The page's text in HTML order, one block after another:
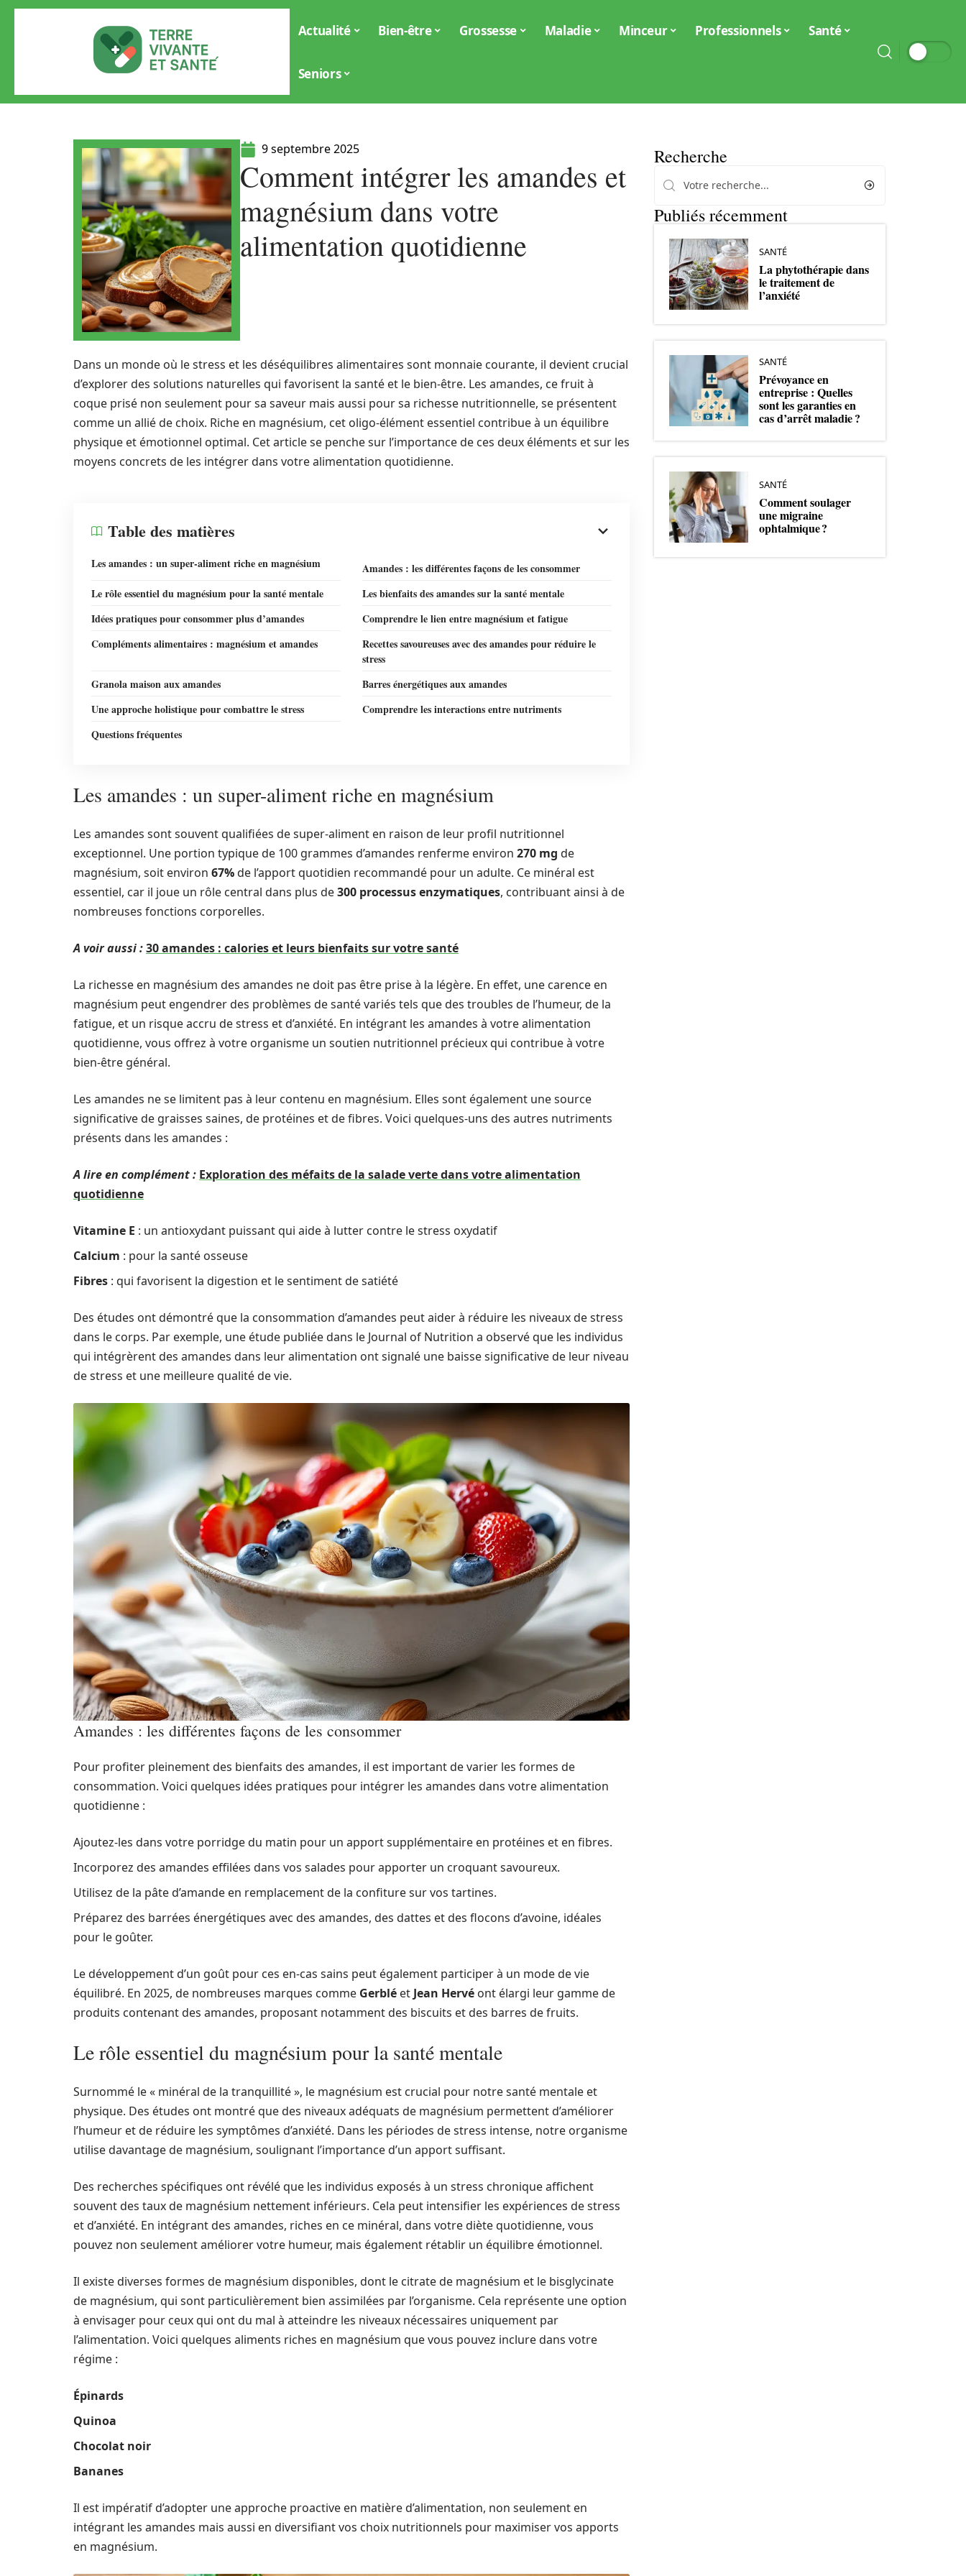
Actualité Bien-être Grossesse Maladie Minceur Professionnels Santé
Seniors
9 septembre 2025
Comment intégrer les amandes et
magnésium dans votre
alimentation quotidienne
Dans un monde où le stress et les déséquilibres alimentaires sont monnaie courante, il devient crucial
d’explorer des solutions naturelles qui favorisent la santé et le bien-être. Les amandes, ce fruit à
coque prisé non seulement pour sa saveur mais aussi pour sa richesse nutritionnelle, se présentent
comme un allié de choix. Riche en magnésium, cet oligo-élément essentiel contribue à un équilibre
physique et émotionnel optimal. Cet article se penche sur l’importance de ces deux éléments et sur les
moyens concrets de les intégrer dans votre alimentation quotidienne.
Table des matières
Les amandes : un super-aliment riche en magnésium
Amandes : les différentes façons de les consommer
Le rôle essentiel du magnésium pour la santé mentale
Les bienfaits des amandes sur la santé mentale
Idées pratiques pour consommer plus d’amandes
Comprendre le lien entre magnésium et fatigue
Compléments alimentaires : magnésium et amandes
Recettes savoureuses avec des amandes pour réduire le
stress
Granola maison aux amandes
Barres énergétiques aux amandes
Une approche holistique pour combattre le stress
Comprendre les interactions entre nutriments
Questions fréquentes
Les amandes : un super-aliment riche en magnésium
Les amandes sont souvent qualifiées de super-aliment en raison de leur profil nutritionnel
exceptionnel. Une portion typique de 100 grammes d’amandes renferme environ 270 mg de
magnésium, soit environ 67%de l’apport quotidien recommandé pour un adulte. Ce minéral est
essentiel, car il joue un rôle central dans plus de300 processus enzymatiques, contribuant ainsi à de
nombreuses fonctions corporelles.
A voir aussi :30 amandes : calories et leurs bienfaits sur votre santé
La richesse en magnésium des amandes ne doit pas être prise à la légère. En effet, une carence en
magnésium peut engendrer des problèmes de santé variés tels que des troubles de l’humeur, de la
fatigue, et un risque accru de stress et d’anxiété. En intégrant les amandes à votre alimentation
quotidienne, vous offrez à votre organisme un soutien nutritionnel précieux qui contribue à votre
bien-être général.
Les amandes ne se limitent pas à leur contenu en magnésium. Elles sont également une source
significative de graisses saines, de protéines et de fibres. Voici quelques-uns des autres nutriments
présents dans les amandes :
A lire en complément : Exploration des méfaits de la salade verte dans votre alimentation
quotidienne
Vitamine E : un antioxydant puissant qui aide à lutter contre le stress oxydatif
Calcium : pour la santé osseuse
Fibres : qui favorisent la digestion et le sentiment de satiété
Des études ont démontré que la consommation d’amandes peut aider à réduire les niveaux de stress
dans le corps. Par exemple, une étude publiée dans le Journal of Nutrition a observé que les individus
qui intégrèrent des amandes dans leur alimentation ont signalé une baisse significative de leur niveau
de stress et une meilleure qualité de vie.
Amandes : les différentes façons de les consommer
Pour profiter pleinement des bienfaits des amandes, il est important de varier les formes de
consommation. Voici quelques idées pratiques pour intégrer les amandes dans votre alimentation
quotidienne :
Ajoutez-les dans votre porridge du matin pour un apport supplémentaire en protéines et en fibres.
Incorporez des amandes effilées dans vos salades pour apporter un croquant savoureux.
Utilisez de la pâte d’amande en remplacement de la confiture sur vos tartines.
Préparez des barrées énergétiques avec des amandes, des dattes et des flocons d’avoine, idéales
pour le goûter.
Le développement d’un goût pour ces en-cas sains peut également participer à un mode de vie
équilibré. En 2025, de nombreuses marques comme Gerblé et Jean Hervé ont élargi leur gamme de
produits contenant des amandes, proposant notamment des biscuits et des barres de fruits.
Le rôle essentiel du magnésium pour la santé mentale
Surnommé le « minéral de la tranquillité », le magnésium est crucial pour notre santé mentale et
physique. Des études ont montré que des niveaux adéquats de magnésium permettent d’améliorer
l’humeur et de réduire les symptômes d’anxiété. Dans les périodes de stress intense, notre organisme
utilise davantage de magnésium, soulignant l’importance d’un apport suffisant.
Des recherches spécifiques ont révélé que les individus exposés à un stress chronique affichent
souvent des taux de magnésium nettement inférieurs. Cela peut intensifier les expériences de stress
et d’anxiété. En intégrant des amandes, riches en ce minéral, dans votre diète quotidienne, vous
pouvez non seulement améliorer votre humeur, mais également rétablir un équilibre émotionnel.
Il existe diverses formes de magnésium disponibles, dont le citrate de magnésium et le bisglycinate
de magnésium, qui sont particulièrement bien assimilées par l’organisme. Cela représente une option
à envisager pour ceux qui ont du mal à atteindre les niveaux nécessaires uniquement par
l’alimentation. Voici quelques aliments riches en magnésium que vous pouvez inclure dans votre
régime :
Épinards
Quinoa
Chocolat noir
Bananes
Il est impératif d’adopter une approche proactive en matière d’alimentation, non seulement en
intégrant les amandes mais aussi en diversifiant vos choix nutritionnels pour maximiser vos apports
en magnésium.
Recherche
Publiés récemment
SANTÉ
La phytothérapie dans
le traitement de
l’anxiété
SANTÉ
Prévoyance en
entreprise : Quelles
sont les garanties en
cas d’arrêt maladie ?
SANTÉ
Comment soulager
une migraine
ophtalmique ?